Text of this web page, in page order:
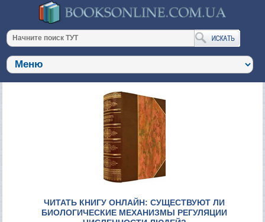
ЧИТАТЬ КНИГУ ОНЛАЙН: СУЩЕСТВУЮТ ЛИ
БИОЛОГИЧЕСКИЕ МЕХАНИЗМЫ РЕГУЛЯЦИИ